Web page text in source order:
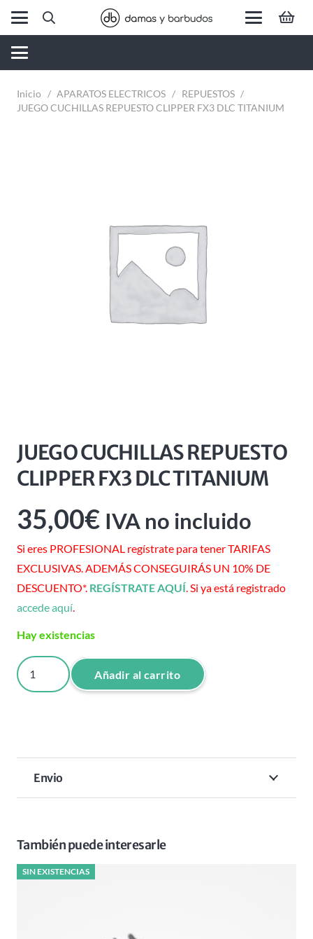
Inicio / APARATOS ELECTRICOS / REPUESTOS /
JUEGO CUCHILLAS REPUESTO CLIPPER FX3 DLC TITANIUM
JUEGO CUCHILLAS REPUESTO
CLIPPER FX3 DLC TITANIUM
35,00€ IVA no incluido
Si eres PROFESIONAL regístrate para tener TARIFAS
EXCLUSIVAS. ADEMÁS CONSEGUIRÁS UN 10% DE
DESCUENTO*. REGÍSTRATE AQUÍ. Si ya está registrado
accede aquí.
Hay existencias
JUEGO
CUCHILLAS
TITANIUM
cantidad
Añadir al carrito
Envio
También puede interesarle
SIN EXISTENCIAS